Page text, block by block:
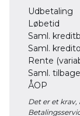
Udbetaling
Løbetid
Saml.
Saml.
Rente
Saml.
ÅOP
Det er et